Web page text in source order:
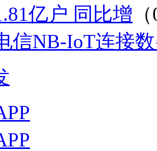
亿户 同比增
信NB-IoT连接